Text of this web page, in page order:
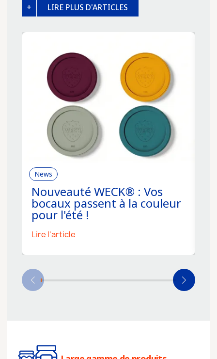
LIRE PLUS D'ARTICLES
News
Nouveauté WECK® : Vos
bocaux passent à la couleur
pour l'été !
Lire l'article